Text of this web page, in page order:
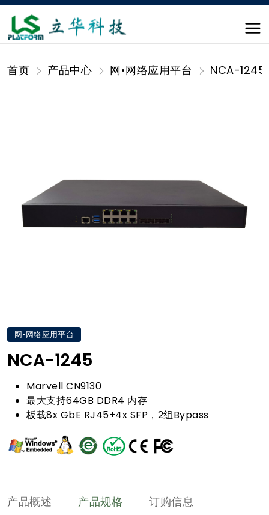
首页 产品中心 网•网络应用平台 NCA-1245
网•网络应用平台
NCA-1245
Marvell CN9130
最大支持64GB DDR4 内存
板载8x GbE RJ45+4x SFP，2组Bypass
产品概述 产品规格 订购信息